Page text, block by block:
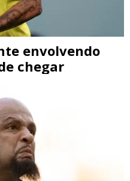
envolvendo
chegar